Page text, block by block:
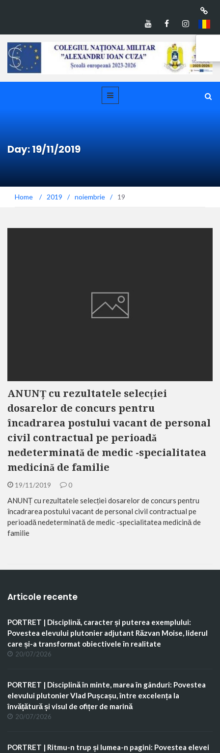
Day: 19/11/2019
Home / 2019 / noiembrie / 19
ANUNȚ cu rezultatele selecției
dosarelor de concurs pentru
încadrarea postului vacant de personal
civil contractual pe perioadă
nedeterminată de medic -specialitatea
medicină de familie
19/11/2019 0
ANUNȚ cu rezultatele selecției dosarelor de concurs pentru
încadrarea postului vacant de personal civil contractual pe
perioadă nedeterminată de medic -specialitatea medicină de
familie
Articole recente
PORTRET | Disciplină, caracter și puterea exemplului:
Povestea elevului plutonier adjutant Răzvan Moise, liderul
care și-a transformat obiectivele în realitate
20/07/2026
PORTRET | Disciplină în minte, marea în gânduri: Povestea
elevului plutonier Vlad Pușcașu, între excelența la
învățătură și visul de ofițer de marină
20/07/2026
PORTRET | Ritmu-n trup și lumea-n pagini: Povestea elevei